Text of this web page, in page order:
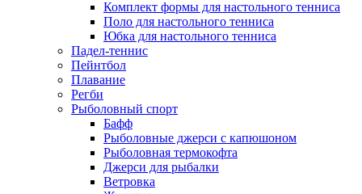
Комплект формы для настольного тенниса
Поло для настольного тенниса
Юбка для настольного тенниса
Падел-теннис
Пейнтбол
Плавание
Регби
Рыболовный спорт
Бафф
Рыболовные джерси с капюшоном
Рыболовная термокофта
Джерси для рыбалки
Ветровка